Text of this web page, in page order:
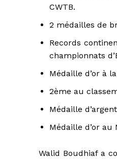
CWTB.
2 médailles de
Records
championnats
Médaille d’or à
2ème au
Médaille
Médaille d’or au
Walid Boudhiaf a